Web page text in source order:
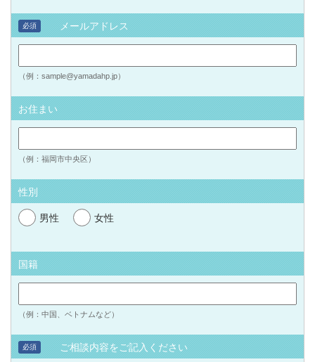
メールアドレス
必須
（例：sample@yamadahp.jp）
お住まい
（例：福岡市中央区）
性別
男性 女性
国籍
（例：中国、ベトナムなど）
ご相談内容をご記入ください
必須